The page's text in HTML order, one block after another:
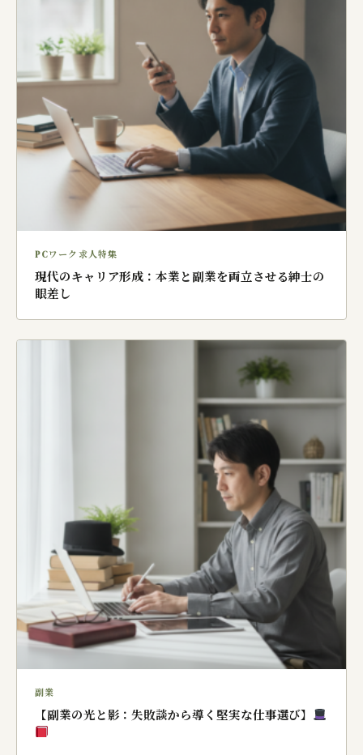
PCワーク求人特集
現代のキャリア形成：本業と副業を両立させる紳士の
眼差し
副業
【副業の光と影：失敗談から導く堅実な仕事選び】